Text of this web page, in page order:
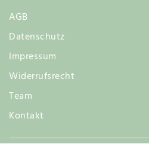
AGB
Datenschutz
Impressum
Widerrufsrecht
Team
Kontakt